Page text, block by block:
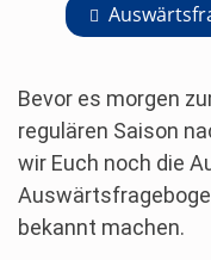
Bevor es morgen
regulären Saison
wir Euch noch die
bekannt machen.